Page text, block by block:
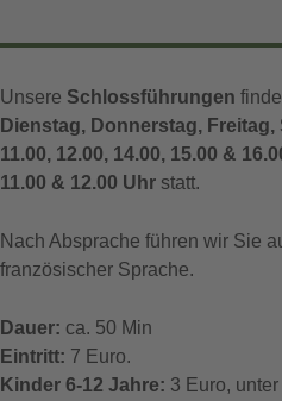
Unsere Schlossführungen
Dienstag, Donnerstag,
11.00, 12.00, 14.00, 15.00 &
11.00 & 12.00 Uhr statt.
Nach Absprache führen wir Sie
französischer Sprache.
Dauer: ca. 50 Min
Eintritt: 7 Euro.
Kinder 6-12 Jahre: 3 Euro,